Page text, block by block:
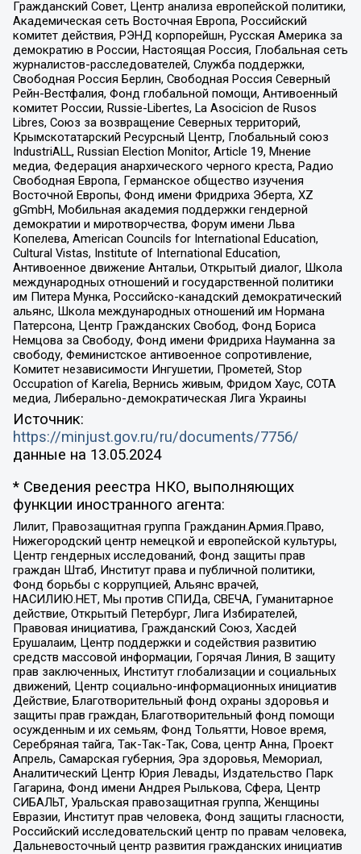
Гражданский Совет, Центр анализа европейской политики,
Академическая сеть Восточная Европа, Российский
комитет действия, РЭНД корпорейшн, Русская Америка за
демократию в России, Настоящая Россия, Глобальная сеть
журналистов-расследователей, Служба поддержки,
Свободная Россия Берлин, Свободная Россия Северный
Рейн-Вестфалия, Фонд глобальной помощи, Антивоенный
комитет России, Russie-Libertes, La Asocicion de Rusos
Libres, Союз за возвращение Северных территорий,
Крымскотатарский Ресурсный Центр, Глобальный союз
IndustriALL, Russian Election Monitor, Article 19, Мнение
медиа, Федерация анархического черного креста, Радио
Свободная Европа, Германское общество изучения
Восточной Европы, Фонд имени Фридриха Эберта, XZ
gGmbH, Мобильная академия поддержки гендерной
демократии и миротворчества, Форум имени Льва
Копелева, American Councils for International Education,
Cultural Vistas, Institute of International Education,
Антивоенное движение Антальи, Открытый диалог, Школа
международных отношений и государственной политики
им Питера Мунка, Российско-канадский демократический
альянс, Школа международных отношений им Нормана
Патерсона, Центр Гражданских Свобод, Фонд Бориса
Немцова за Свободу, Фонд имени Фридриха Науманна за
свободу, Феминистское антивоенное сопротивление,
Комитет независимости Ингушетии, Прометей, Stop
Occupation of Karelia, Вернись живым, Фридом Хаус, СОТА
медиа, Либерально-демократическая Лига Украины
Источник:
https://minjust.gov.ru/ru/documents/7756/
данные на 13.05.2024
* Сведения реестра НКО, выполняющих
функции иностранного агента:
Лилит, Правозащитная группа Гражданин.Армия.Право,
Нижегородский центр немецкой и европейской культуры,
Центр гендерных исследований, Фонд защиты прав
граждан Штаб, Институт права и публичной политики,
Фонд борьбы с коррупцией, Альянс врачей,
НАСИЛИЮ.НЕТ, Мы против СПИДа, СВЕЧА, Гуманитарное
действие, Открытый Петербург, Лига Избирателей,
Правовая инициатива, Гражданский Союз, Хасдей
Ерушалаим, Центр поддержки и содействия развитию
средств массовой информации, Горячая Линия, В защиту
прав заключенных, Институт глобализации и социальных
движений, Центр социально-информационных инициатив
Действие, Благотворительный фонд охраны здоровья и
защиты прав граждан, Благотворительный фонд помощи
осужденным и их семьям, Фонд Тольятти, Новое время,
Серебряная тайга, Так-Так-Так, Сова, центр Анна, Проект
Апрель, Самарская губерния, Эра здоровья, Мемориал,
Аналитический Центр Юрия Левады, Издательство Парк
Гагарина, Фонд имени Андрея Рылькова, Сфера, Центр
СИБАЛЬТ, Уральская правозащитная группа, Женщины
Евразии, Институт прав человека, Фонд защиты гласности,
Российский исследовательский центр по правам человека,
Дальневосточный центр развития гражданских инициатив